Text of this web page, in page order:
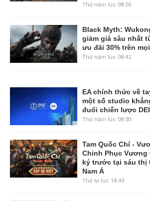
Thứ năm lúc 08:50
Black Myth:
giảm giá sâu nhất
ưu đãi 30% trên
Thứ năm lúc 08:42
EA chính thức về
một số studio
đuổi chiến lược DEI
Thứ năm lúc 08:30
Tam Quốc Chí -
Chinh Phục Vương
ký trước tại sáu thị
Nam Á
Thứ tư lúc 18:49